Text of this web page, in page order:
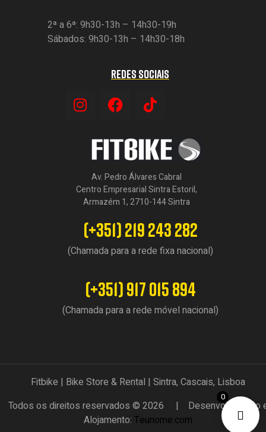
2ª a 6ª: 9h30-13h – 14h30-19h
Sábados: 9h30-13h – 14h30-18h
REDES SOCIAIS
Av. Pedro Álvares Cabral
Centro Empresarial Sintra Estoril,
Armazém 1, 2710-144 Sintra
(+351) 219 243 282
(Chamada para a rede fixa nacional)
(+351) 917 015 894
(Chamada para a rede móvel nacional)
Fitbike | Bike Store & Rental | Sintra, Cascais, Lisboa
Todos os direitos reservados © 2026 | Desenvolvimento
Alojamento:Teunome.com
0